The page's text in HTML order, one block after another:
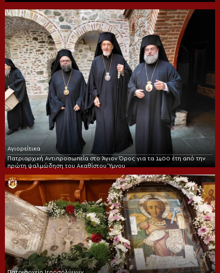
Αγιορείτικα
Πατριαρχική Αντιπροσωπεία στο Άγιον Όρος για τα 1400 έτη από την
πρώτη ψαλμώδηση του Ακαθίστου Ύμνου